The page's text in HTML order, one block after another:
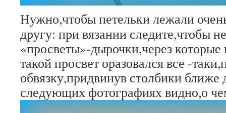
Нужно,чтобы петельки лежали
другу: при вязании следите,чтобы
«просветы»-дырочки,через
такой просвет оразовался все -
обвязку,придвинув столбики ближе
следующих фотографиях видно,о